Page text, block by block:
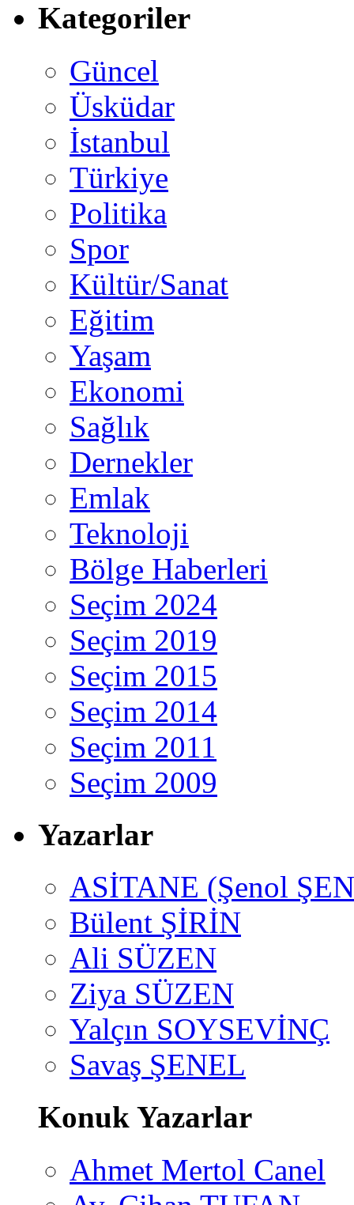
Kategoriler
Güncel
Üsküdar
İstanbul
Türkiye
Politika
Spor
Kültür/Sanat
Eğitim
Yaşam
Ekonomi
Sağlık
Dernekler
Emlak
Teknoloji
Bölge Haberleri
Seçim 2024
Seçim 2019
Seçim 2015
Seçim 2014
Seçim 2011
Seçim 2009
Yazarlar
ASİTANE (Şenol
Bülent ŞİRİN
Ali SÜZEN
Ziya SÜZEN
Yalçın SOYSEVİNÇ
Savaş ŞENEL
Konuk Yazarlar
Ahmet Mertol Canel